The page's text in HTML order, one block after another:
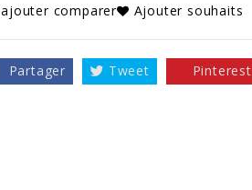
ajouter comparer Ajouter souhaits
Partager Tweet Pinterest